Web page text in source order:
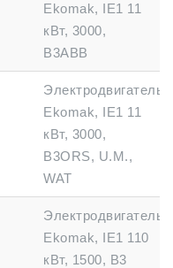
Ekomak, IE1 11
кВт, 3000,
B3ABB
Электродвигатель
Ekomak, IE1 11
кВт, 3000,
B3ORS, U.M.,
WAT
Электродвигатель
Ekomak, IE1 110
кВт, 1500, B3